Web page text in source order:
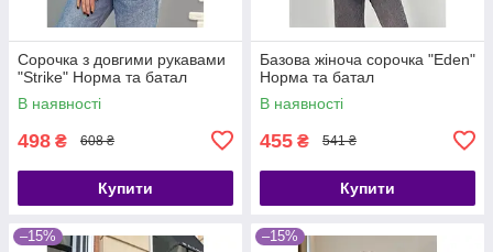
Сорочка з довгими рукавами
"Strike" Норма та батал
В наявності
498 ₴ 608 ₴
Купити
Базова жіноча сорочка "Eden"
Норма та батал
В наявності
455 ₴ 541 ₴
Купити
–15% –15%